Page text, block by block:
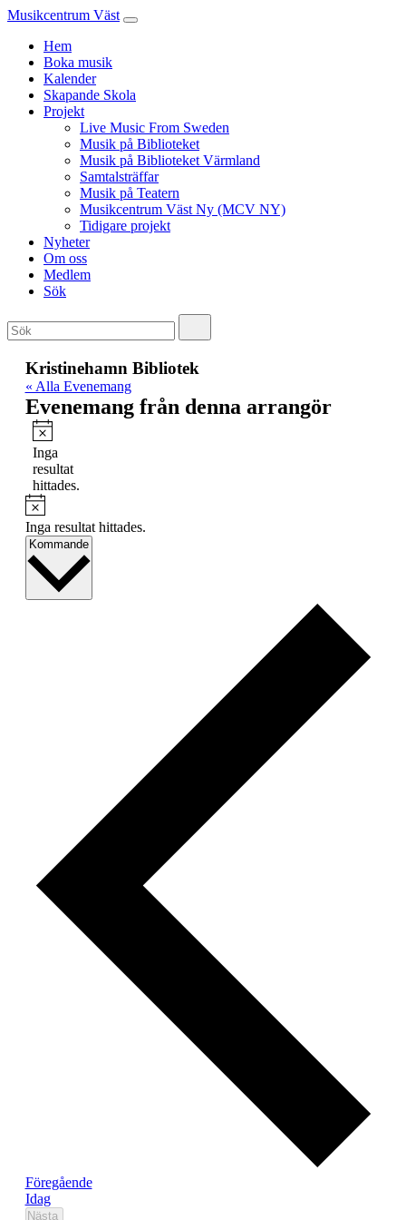
Musikcentrum Väst
Hem
Boka musik
Kalender
Skapande Skola
Projekt
Live Music From Sweden
Musik på Biblioteket
Musik på Biblioteket Värmland
Samtalsträffar
Musik på Teatern
Musikcentrum Väst Ny (MCV NY)
Tidigare projekt
Nyheter
Om oss
Medlem
Sök
Kristinehamn Bibliotek
« Alla Evenemang
Evenemang från denna arrangör
Notis
Inga
resultat
hittades.
Notis
Inga resultat hittades.
Kommande Välj
FöregåendeEvenemang
Idag
Nästa